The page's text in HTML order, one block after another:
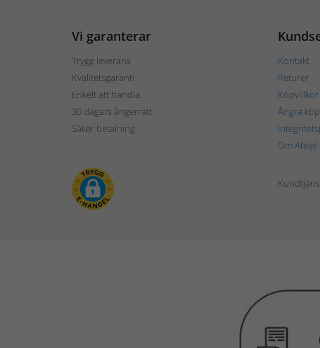
Vi garanterar
Trygg leverans
Kvalitetsgaranti
Enkelt att handla
30 dagars ångerrätt
Säker betalning
Kontakt
Returer
Köpvillkor
Ångra köp
Om